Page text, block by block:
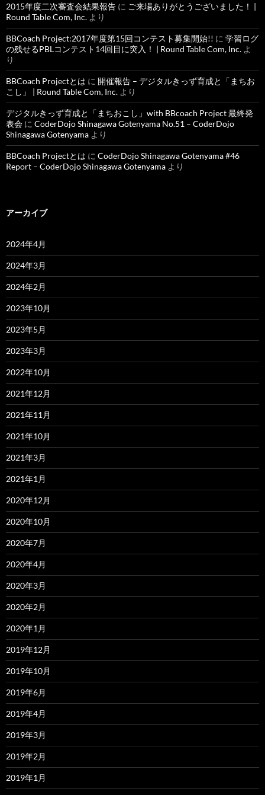
2015年度二次審査会結果報告 に ご来場ありがとうございました！ |
Round Table Com, Inc. より
BBCoach Project:2017年度第15回コンテスト募集開始!! に 学習ログ
の残せるPBLコンテスト14回目に突入！ | Round Table Com, Inc. よ
り
BBCoach Projectとは に 開催報告 – デジタルきっず育成と「まちお
こし」 | Round Table Com, Inc. より
デジタルきっず育成と「まちおこし」with BBcoach Project 最終発
表会 に CoderDojo Shinagawa Gotenyama No.51 – CoderDojo
Shinagawa Gotenyama より
BBCoach Projectとは に CoderDojo Shinagawa Gotenyama #46
Report – CoderDojo Shinagawa Gotenyama より
アーカイブ
2024年4月
2024年3月
2024年2月
2023年10月
2023年5月
2023年3月
2022年10月
2021年12月
2021年11月
2021年10月
2021年3月
2021年1月
2020年12月
2020年10月
2020年7月
2020年4月
2020年3月
2020年2月
2020年1月
2019年12月
2019年10月
2019年6月
2019年4月
2019年3月
2019年2月
2019年1月